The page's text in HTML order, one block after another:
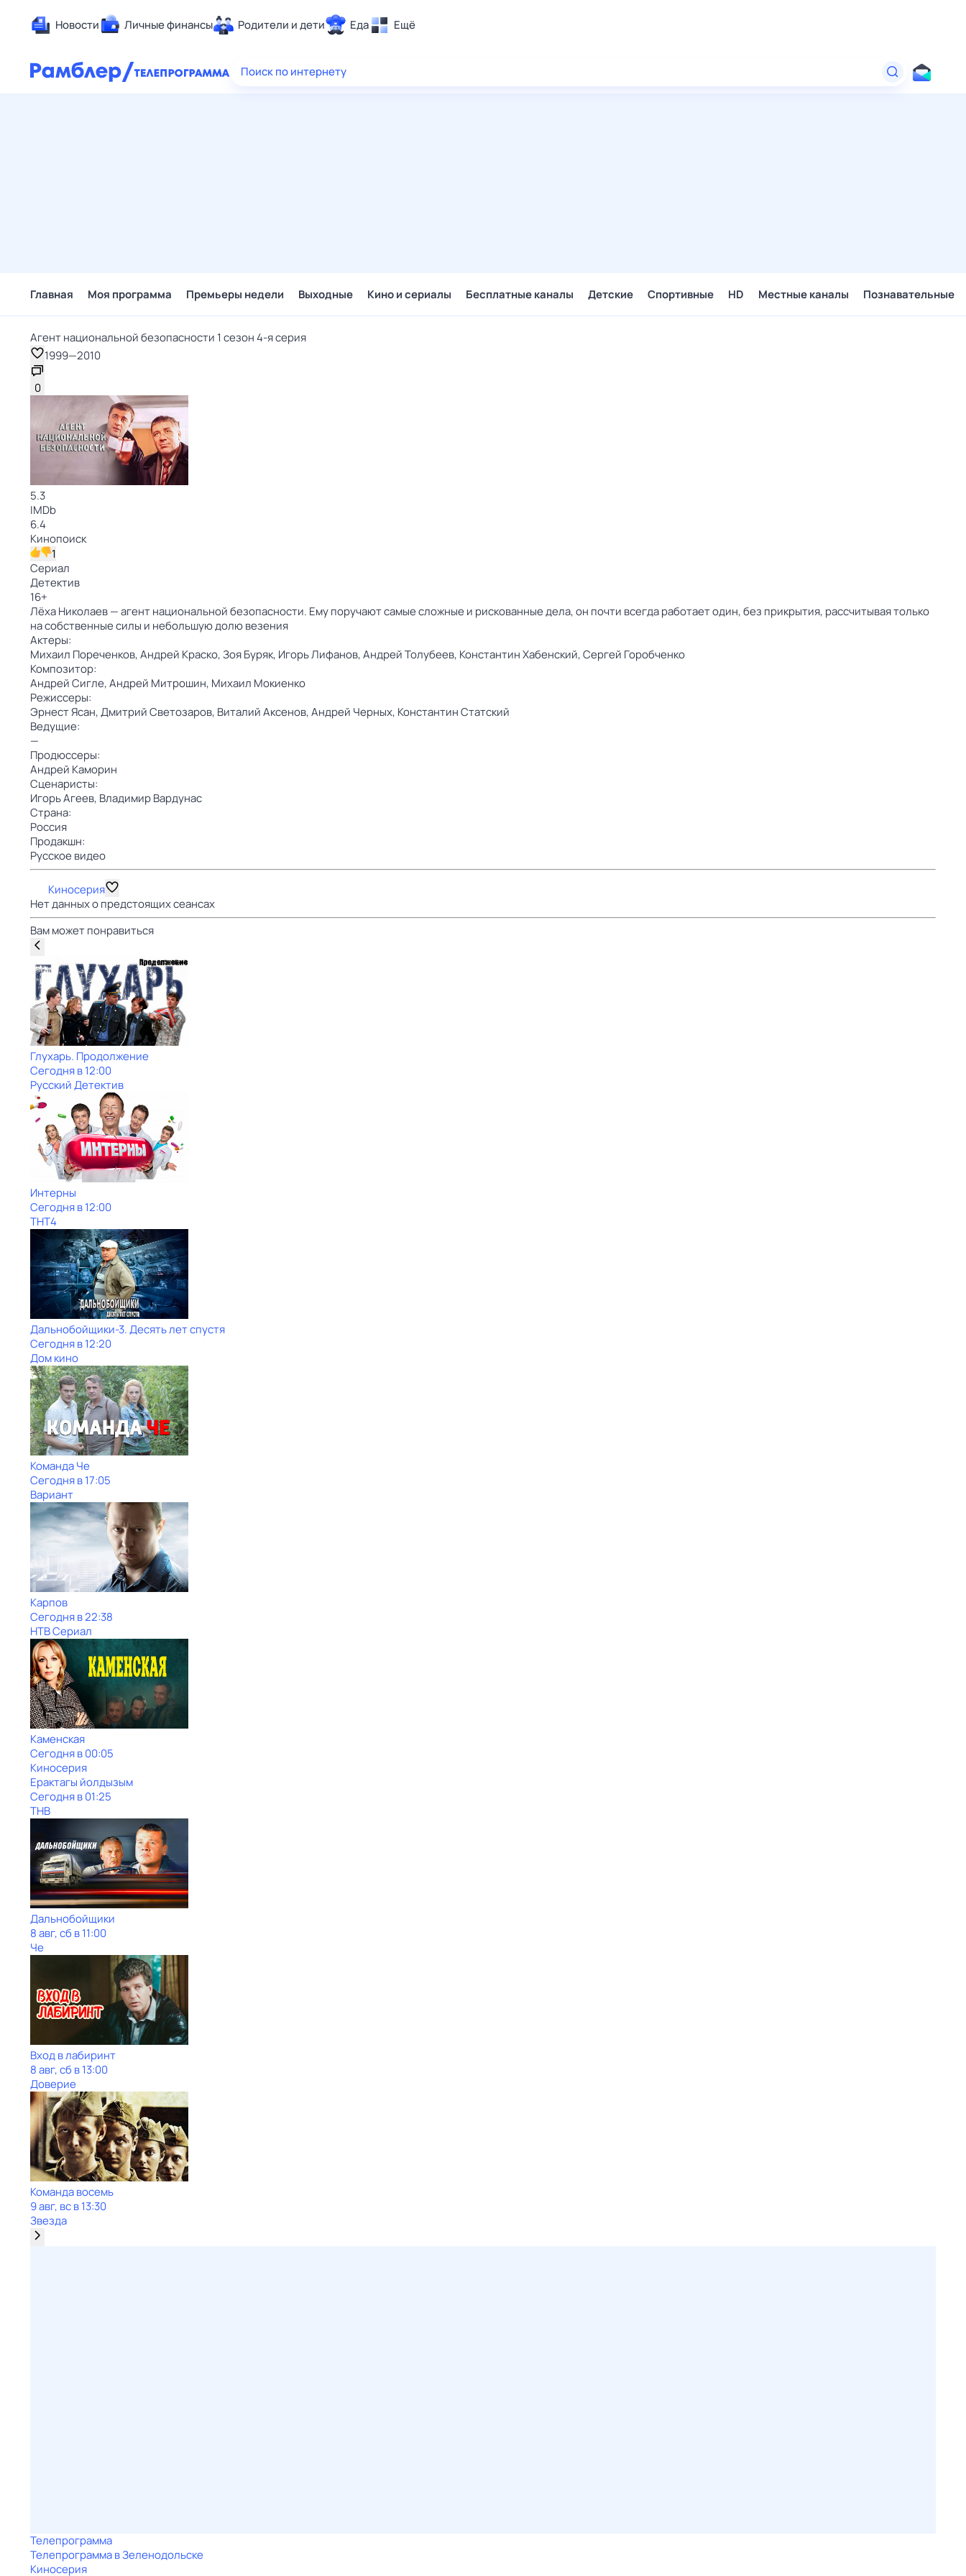
Новости Личные финансы Родители и дети Еда Ещё
Здоровье
Поиск по интернету
Главная Моя программа Премьеры недели Выходные Кино и сериалы Бесплатные каналы Детские Спортивные HD Местные каналы Познавательные
Агент национальной безопасности 1 сезон 4-я серия
1999—2010
0
5.3
IMDb
6.4
Кинопоиск
1
Сериал
Детектив
16+
Лёха Николаев — агент национальной безопасности. Ему поручают самые сложные и рискованные дела, он почти всегда работает один, без прикрытия, рассчитывая только
на собственные силы и небольшую долю везения
Актеры:
Михаил Пореченков,Андрей Краско,Зоя Буряк, Игорь Лифанов,Андрей Толубеев, Константин Хабенский,Сергей Горобченко
Композитор:
Андрей Сигле,Андрей Митрошин, Михаил Мокиенко
Режиссеры:
Эрнест Ясан,Дмитрий Светозаров, Виталий Аксенов,Андрей Черных, Константин Статский
Ведущие:
—
Продюссеры:
Андрей Каморин
Сценаристы:
Игорь Агеев, Владимир Вардунас
Страна:
Россия
Продакшн:
Русское видео
Киносерия
Нет данных о предстоящих сеансах
Вам может понравиться
Глухарь. Продолжение
Сегодня в 12:00
Русский Детектив
Интерны
Сегодня в 12:00
ТНТ4
Дальнобойщики-3. Десять лет спустя
Сегодня в 12:20
Дом кино
Команда Че
Сегодня в 17:05
Вариант
Карпов
Сегодня в 22:38
НТВ Сериал
Каменская
Сегодня в 00:05
Киносерия
Ерактагы йолдызым
Сегодня в 01:25
ТНВ
Дальнобойщики
8 авг, сб в 11:00
Че
Вход в лабиринт
8 авг, сб в 13:00
Доверие
Команда восемь
9 авг, вс в 13:30
Звезда
Телепрограмма
Телепрограмма в Зеленодольске
Киносерия